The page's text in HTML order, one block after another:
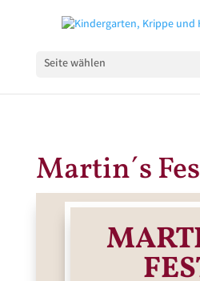
Seite wählen
Martin´s